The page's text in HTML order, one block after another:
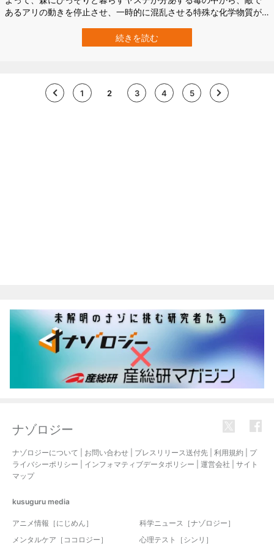
あるアリの動きを停止させ、一時的に混乱させる特殊な化学物質が
細胞に存在する「シグマ1受容体」と呼ばれるタンパク質にも作用
し、慢性的な痛みや神経疾患の治療薬として役立つ可能性を秘めて
続きを読む
1 2 3 4 5
ナゾロジー
ナゾロジーについて お問い合わせ プレスリリース送付先 利用規約
プ
ライバシーポリシー
インフォマティブデータポリシー 運営会社
サイト
マップ
kusuguru media
アニメ情報［にじめん］
科学ニュース［ナゾロジー］
メンタルケア［ココロジー］
心理テスト［シンリ］